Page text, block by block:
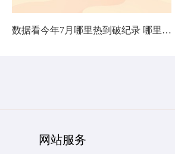
数据看今年7月哪里热到破纪录 哪里暑热连轴转
网站服务